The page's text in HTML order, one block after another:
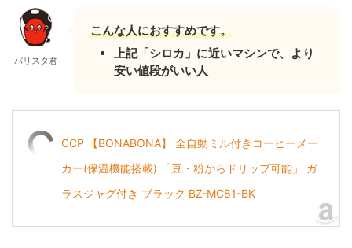
バリスタ君
こんな人におすすめです。
上記「シロカ」に近いマシンで、より
安い値段がいい人
CCP 【BONABONA】 全自動ミル付きコーヒーメー
カー(保温機能搭載) 「豆・粉からドリップ可能」 ガ
ラスジャグ付き ブラック BZ-MC81-BK